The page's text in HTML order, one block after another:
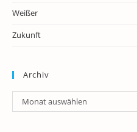
Weißer
Zukunft
Archiv
Archiv
Monat auswählen